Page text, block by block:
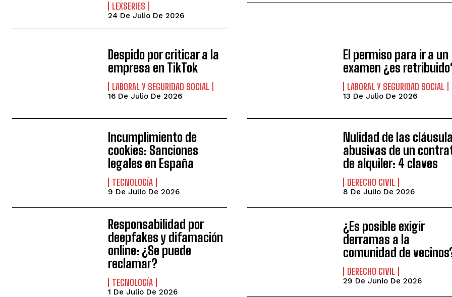
LEXSERIES
24 De Julio De 2026
Despido por criticar a la
empresa en TikTok
LABORAL Y SEGURIDAD SOCIAL
16 De Julio De 2026
El permiso para ir a un
examen ¿es
LABORAL Y SEGURIDAD SOCIAL
13 De Julio De 2026
Incumplimiento de
cookies: Sanciones
legales en España
TECNOLOGÍA
9 De Julio De 2026
Nulidad de las
abusivas de un
de alquiler: 4 claves
DERECHO CIVIL
8 De Julio De 2026
Responsabilidad por
deepfakes y difamación
online: ¿Se puede
reclamar?
TECNOLOGÍA
1 De Julio De 2026
¿Es posible exigir
derramas a la
comunidad de
DERECHO CIVIL
29 De Junio De 2026